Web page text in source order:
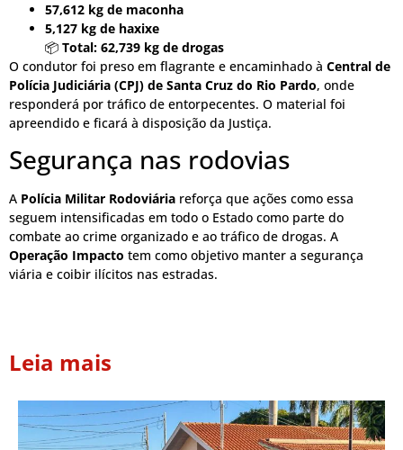
57,612 kg de maconha
5,127 kg de haxixe
📦 Total: 62,739 kg de drogas
O condutor foi preso em flagrante e encaminhado à Central de
Polícia Judiciária (CPJ) de Santa Cruz do Rio Pardo, onde
responderá por tráfico de entorpecentes. O material foi
apreendido e ficará à disposição da Justiça.
Segurança nas rodovias
A Polícia Militar Rodoviária reforça que ações como essa
seguem intensificadas em todo o Estado como parte do
combate ao crime organizado e ao tráfico de drogas. A
Operação Impacto tem como objetivo manter a segurança
viária e coibir ilícitos nas estradas.
Leia mais